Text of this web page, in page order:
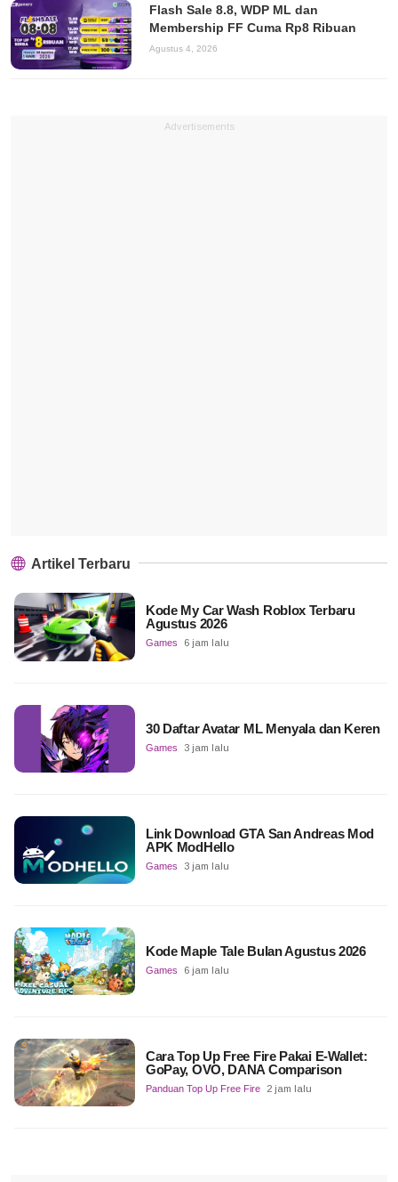
Flash Sale 8.8, WDP ML dan
Membership FF Cuma Rp8 Ribuan
Agustus 4, 2026
Advertisements
Artikel Terbaru
Kode My Car Wash Roblox Terbaru
Agustus 2026
Games 6 jam lalu
30 Daftar Avatar ML Menyala dan Keren
Games 3 jam lalu
Link Download GTA San Andreas Mod
APK ModHello
Games 3 jam lalu
Kode Maple Tale Bulan Agustus 2026
Games 6 jam lalu
Cara Top Up Free Fire Pakai E-Wallet:
GoPay, OVO, DANA Comparison
Panduan Top Up Free Fire 2 jam lalu